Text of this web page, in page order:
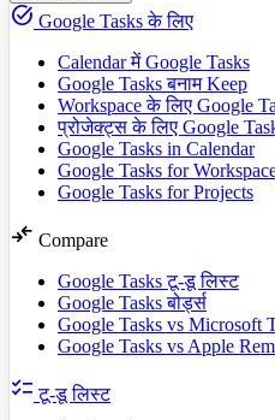
task_alt Google Tasks के लिए
Calendar में Google Tasks
Google Tasks बनाम Keep
Workspace के लिए Google
प्रोजेक्ट्स के लिए Google
Google Tasks in Calendar
Google Tasks for
Google Tasks for Projects
compare_arrows Compare
Google Tasks टू-डू लिस्ट
Google Tasks बोर्ड्स
Google Tasks vs Microsoft
Google Tasks vs Apple
checklist टू-डू लिस्ट